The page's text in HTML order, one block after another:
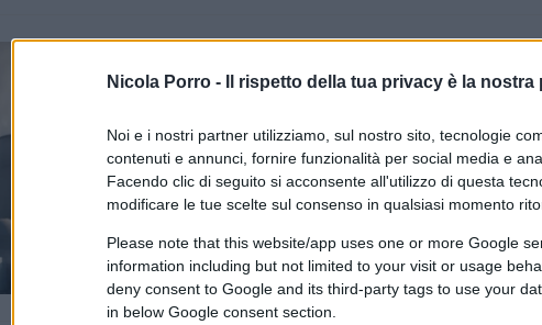
Nicola Porro - Il rispetto della tua privacy è la nostra
Noi e i nostri partner utilizziamo, sul nostro sito, tecnologie
contenuti e annunci, fornire funzionalità per social media e
Facendo clic di seguito si acconsente all'utilizzo di questa
modificare le tue scelte sul consenso in qualsiasi momento
Please note that this website/app uses one or more Google
information including but not limited to your visit or usage
deny consent to Google and its third-party tags to use your
in below Google consent section.
Camera: cosa succede ora
di Enrico Foscarini
4 Giugno 2026, 14:52